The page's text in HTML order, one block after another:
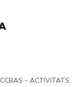
CCBAS – ACTIVITATS